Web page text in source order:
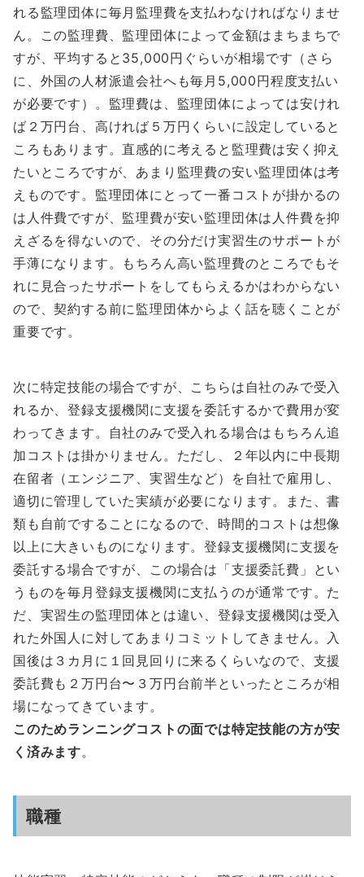
れる監理団体に毎月監理費を支払わなければなりませ
ん。この監理費、監理団体によって金額はまちまちで
すが、平均すると35,000円ぐらいが相場です（さら
に、外国の人材派遣会社へも毎月5,000円程度支払い
が必要です）。監理費は、監理団体によっては安けれ
ば２万円台、高ければ５万円くらいに設定していると
ころもあります。直感的に考えると監理費は安く抑え
たいところですが、あまり監理費の安い監理団体は考
えものです。監理団体にとって一番コストが掛かるの
は人件費ですが、監理費が安い監理団体は人件費を抑
えざるを得ないので、その分だけ実習生のサポートが
手薄になります。もちろん高い監理費のところでもそ
れに見合ったサポートをしてもらえるかはわからない
ので、契約する前に監理団体からよく話を聴くことが
重要です。
次に特定技能の場合ですが、こちらは自社のみで受入
れるか、登録支援機関に支援を委託するかで費用が変
わってきます。自社のみで受入れる場合はもちろん追
加コストは掛かりません。ただし、２年以内に中長期
在留者（エンジニア、実習生など）を自社で雇用し、
適切に管理していた実績が必要になります。また、書
類も自前ですることになるので、時間的コストは想像
以上に大きいものになります。登録支援機関に支援を
委託する場合ですが、この場合は「支援委託費」とい
うものを毎月登録支援機関に支払うのが通常です。た
だ、実習生の監理団体とは違い、登録支援機関は受入
れた外国人に対してあまりコミットしてきません。入
国後は３カ月に１回見回りに来るくらいなので、支援
委託費も２万円台〜３万円台前半といったところが相
場になってきています。
このためランニングコストの面では特定技能の方が安
く済みます。
職種